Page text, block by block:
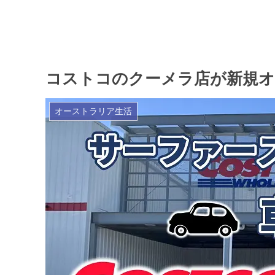
コストコのクーメラ店が新規
オーストラリア生活